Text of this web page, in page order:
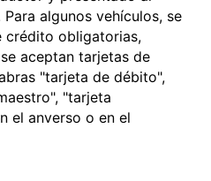
algunos vehículos, se
crédito obligatorias,
aceptan tarjetas de
"tarjeta de débito",
"tarjeta
el anverso o en el